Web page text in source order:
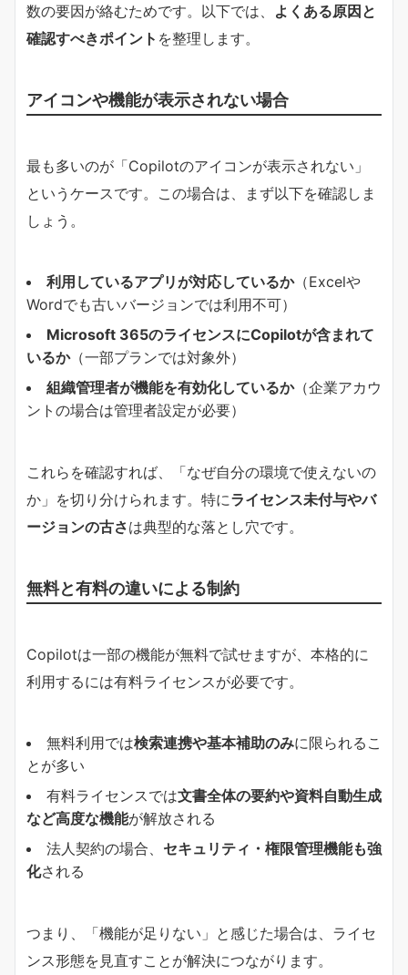
数の要因が絡むためです。以下では、 よくある原因と
確認すべきポイント を整理します。
アイコンや機能が表示されない場合
最も多いのが「Copilotのアイコンが表示されない」
というケースです。この場合は、まず以下を確認しま
しょう。
利用しているアプリが対応しているか（Excelや
Wordでも古いバージョンでは利用不可）
Microsoft 365のライセンスにCopilotが含まれて
いるか（一部プランでは対象外）
組織管理者が機能を有効化しているか（企業アカウ
ントの場合は管理者設定が必要）
これらを確認すれば、「なぜ自分の環境で使えないの
か」を切り分けられます。特にライセンス未付与やバ
ージョンの古さは典型的な落とし穴です。
無料と有料の違いによる制約
Copilotは一部の機能が無料で試せますが、本格的に
利用するには有料ライセンスが必要です。
無料利用では検索連携や基本補助のみに限られるこ
とが多い
有料ライセンスでは文書全体の要約や資料自動生成
など高度な機能が解放される
法人契約の場合、 セキュリティ・権限管理機能も強
化される
つまり、「機能が足りない」と感じた場合は、ライセ
ンス形態を見直すことが解決につながります。